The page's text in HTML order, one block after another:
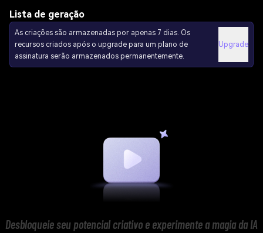
Lista de geração
As criações são armazenadas por apenas 7 dias. Os
recursos criados após o upgrade para um plano de
assinatura serão armazenados permanentemente.
Upgrade
Desbloqueie seu potencial criativo e experimente a magia da IA